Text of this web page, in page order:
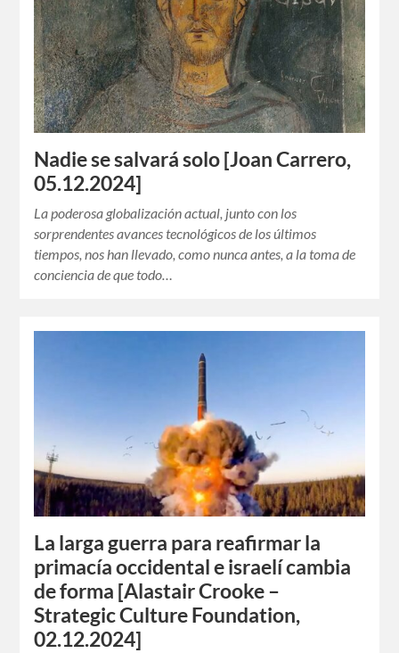
Nadie se salvará solo [Joan Carrero,
05.12.2024]
La poderosa globalización actual, junto con los
sorprendentes avances tecnológicos de los últimos
tiempos, nos han llevado, como nunca antes, a la toma de
conciencia de que todo…
La larga guerra para reafirmar la
primacía occidental e israelí cambia
de forma [Alastair Crooke –
Strategic Culture Foundation,
02.12.2024]